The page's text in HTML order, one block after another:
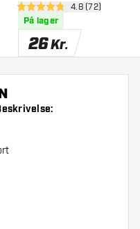
åbn
4.8 bedømmelsesstjerner
4.8 (72)
På lager
26Kr.